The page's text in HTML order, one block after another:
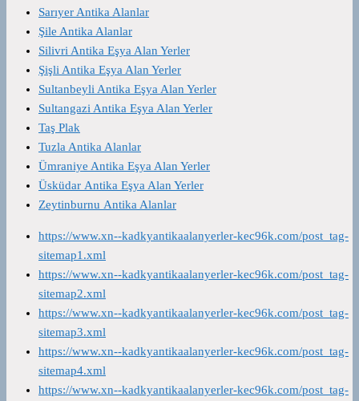
Sarıyer Antika Alanlar
Şile Antika Alanlar
Silivri Antika Eşya Alan Yerler
Şişli Antika Eşya Alan Yerler
Sultanbeyli Antika Eşya Alan Yerler
Sultangazi Antika Eşya Alan Yerler
Taş Plak
Tuzla Antika Alanlar
Ümraniye Antika Eşya Alan Yerler
Üsküdar Antika Eşya Alan Yerler
Zeytinburnu Antika Alanlar
https://www.xn--kadkyantikaalanyerler-kec96k.com/post_tag-
sitemap1.xml
https://www.xn--kadkyantikaalanyerler-kec96k.com/post_tag-
sitemap2.xml
https://www.xn--kadkyantikaalanyerler-kec96k.com/post_tag-
sitemap3.xml
https://www.xn--kadkyantikaalanyerler-kec96k.com/post_tag-
sitemap4.xml
https://www.xn--kadkyantikaalanyerler-kec96k.com/post_tag-